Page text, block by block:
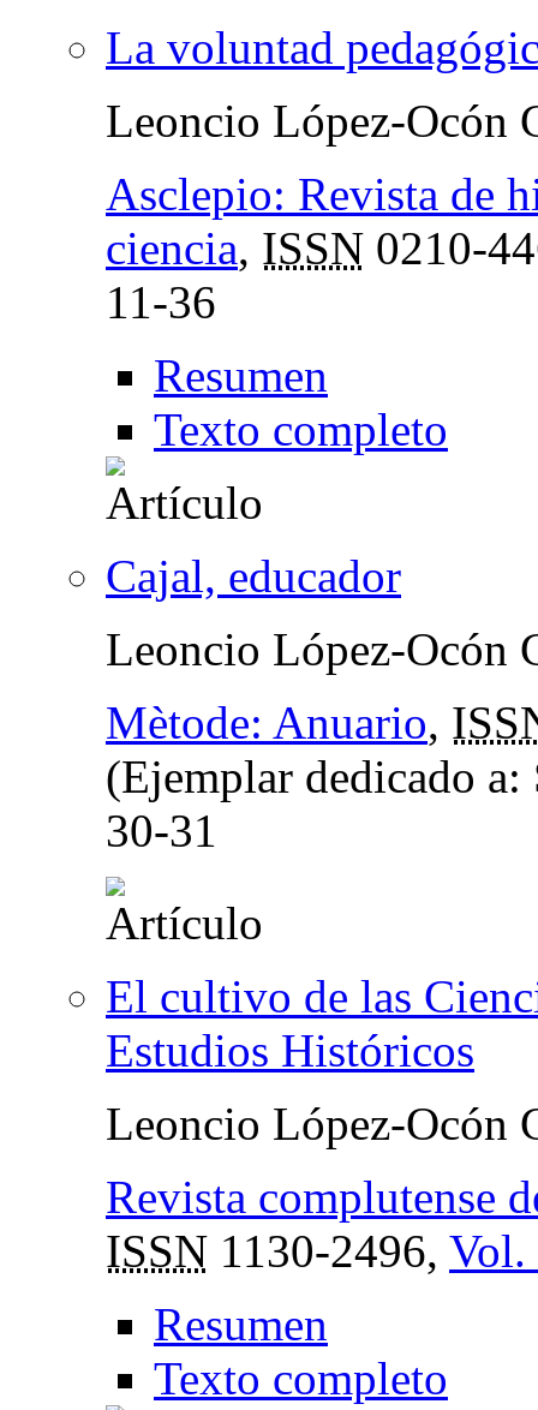
La voluntad
Leoncio López-Ocón
Asclepio: Revista de
ciencia, ISSN 0210-
11-36
Resumen
Texto completo
Cajal, educador
Leoncio López-Ocón
Mètode: Anuario,
(Ejemplar dedicado
30-31
El cultivo de las
Estudios Históricos
Leoncio López-Ocón
Revista complutense
ISSN 1130-2496, Vol.
Resumen
Texto completo